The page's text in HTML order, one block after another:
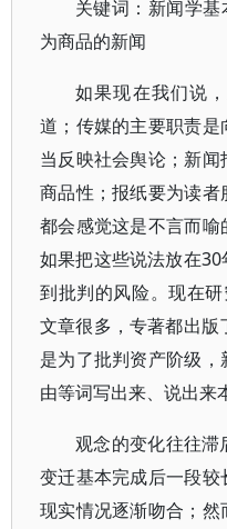
关键词：新闻学
为商品的新闻
如果现在我们说
道；传媒的主要职责
当反映社会舆论；新
商品性；报纸要为读
都会感觉这是不言而喻
如果把这些说法放在
到批判的风险。现在研
文章很多，专著都出版
是为了批判资产阶级
由等词写出来、说出来
观念的变化往往滞
变迁基本完成后一段
现实情况逐渐吻合；